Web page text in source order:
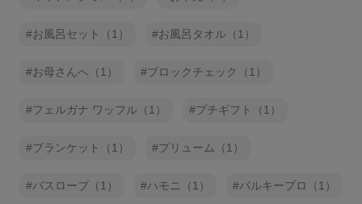
お風呂セット（1） お風呂タオル（1）
お母さんへ（1） ブロックチェック（1）
フェルガナ ワッフル（1） プチギフト（1）
ブランケット（1） プリューム（1）
バスローブ（1） ハモニ（1） バルキープロ（1）